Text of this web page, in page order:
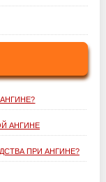
АНГИНЕ
ПРИ АНГИНЕ?